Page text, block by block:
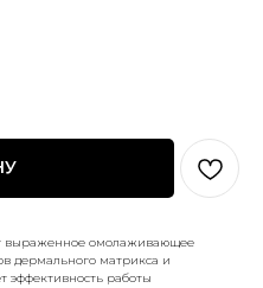
выраженное омолаживающее
дермального матрикса и
эффективность работы